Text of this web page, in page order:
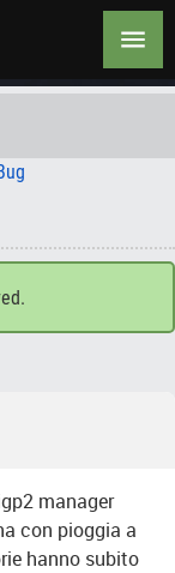
manager
con pioggia a
hanno subito